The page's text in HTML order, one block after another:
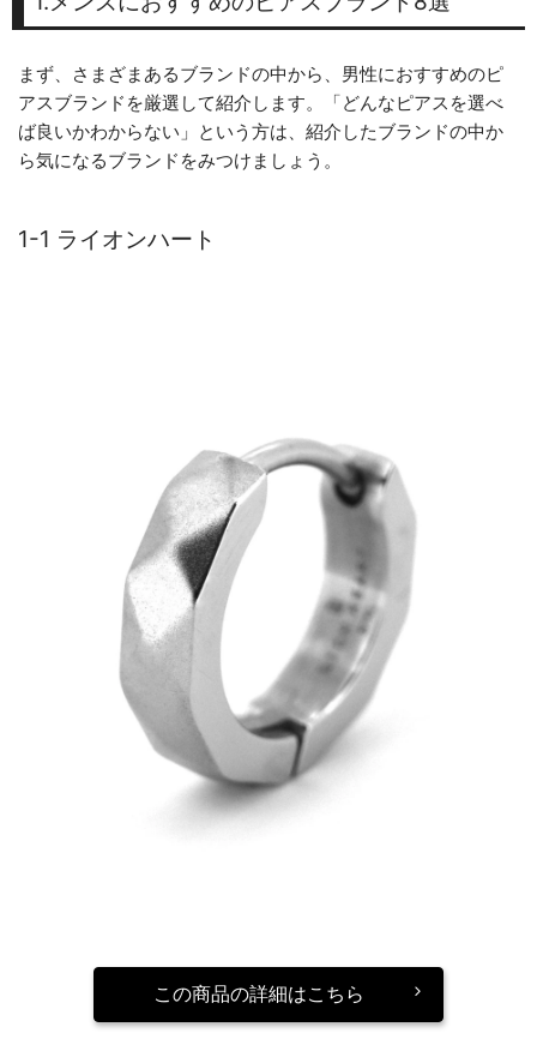
まず、さまざまあるブランドの中から、男性におすすめのピ
アスブランドを厳選して紹介します。「どんなピアスを選べ
ば良いかわからない」という方は、紹介したブランドの中か
ら気になるブランドをみつけましょう。
1-1 ライオンハート
この商品の詳細はこちら